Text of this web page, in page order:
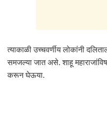
त्याकाळी उच्चवर्णीय लोकांनी
समजल्या जात असे. शाहू
करून घेऊया.